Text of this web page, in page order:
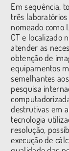
Em sequência,
três
nomeado como
CT e localizado
atender as
obtenção de
equipamentos
semelhantes
pesquisa
destrutivas em
tecnologia
resolução,
execução de